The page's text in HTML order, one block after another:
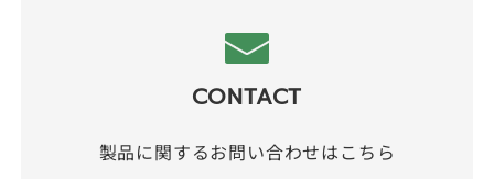
CONTACT
製品に関するお問い合わせはこちら